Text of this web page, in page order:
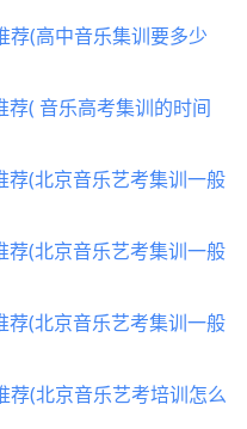
荐(高中音乐集训要多少
( 音乐高考集训的时间
荐(北京音乐艺考集训一般
荐(北京音乐艺考集训一般
荐(北京音乐艺考集训一般
荐(北京音乐艺考培训怎么